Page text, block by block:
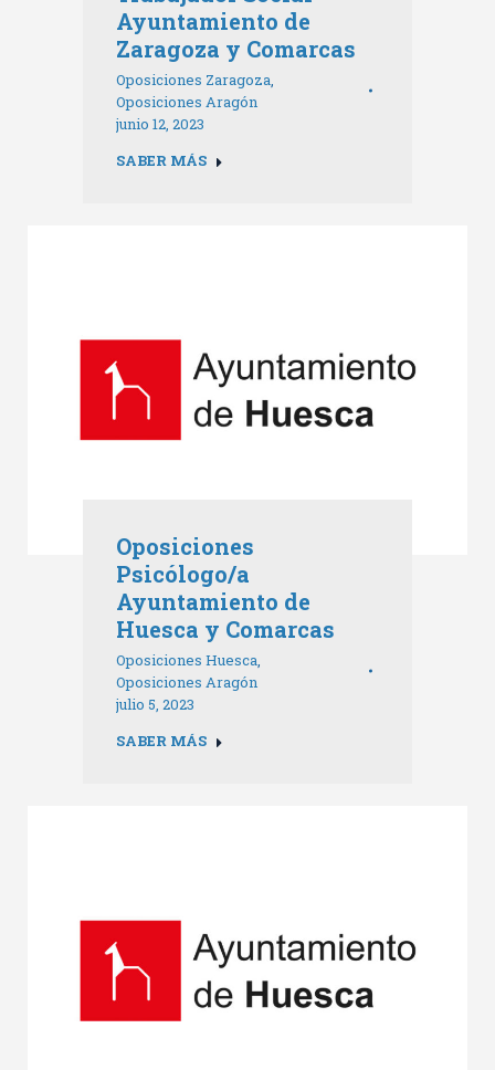
Ayuntamiento de
Zaragoza y Comarcas
Oposiciones Zaragoza,
Oposiciones Aragón
junio 12, 2023
SABER MÁS
Oposiciones
Psicólogo/a
Ayuntamiento de
Huesca y Comarcas
Oposiciones Huesca,
Oposiciones Aragón
julio 5, 2023
SABER MÁS